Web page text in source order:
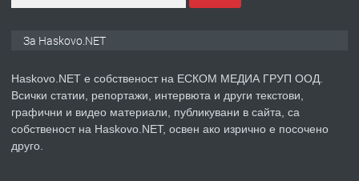
преди 4 дни
ПРЕДЛАГА
НАПЪЛНО ОБЗАВЕДЕН И
За Haskovo.NET
Haskovo.NET е собственост на ЕСКОМ МЕДИА ГРУП ООД.
Всички статии, репортажи, интервюта и други текстови,
графични и видео материали, публикувани в сайта, са
собственост на Haskovo.NET, освен ако изрично е посочено
друго.